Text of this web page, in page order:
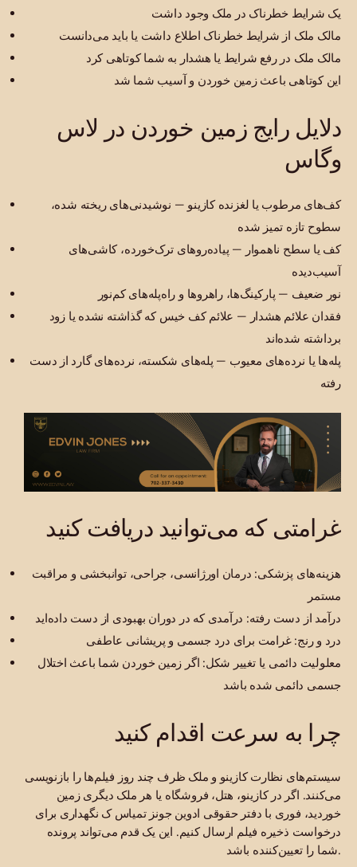
یک شرایط خطرناک در ملک وجود داشت
مالک ملک از شرایط خطرناک اطلاع داشت یا باید می‌دانست
مالک ملک در رفع شرایط یا هشدار به شما کوتاهی کرد
این کوتاهی باعث زمین خوردن و آسیب شما شد
دلایل رایج زمین خوردن در لاس
وگاس
کف‌های مرطوب یا لغزنده کازینو — نوشیدنی‌های ریخته شده،
سطوح تازه تمیز شده
کف یا سطح ناهموار — پیاده‌روهای ترک‌خورده، کاشی‌های
آسیب‌دیده
نور ضعیف — پارکینگ‌ها، راهروها و راه‌پله‌های کم‌نور
فقدان علائم هشدار — علائم کف خیس که گذاشته نشده یا زود
برداشته شده‌اند
پله‌ها یا نرده‌های معیوب — پله‌های شکسته، نرده‌های گارد از دست
رفته
غرامتی که می‌توانید دریافت کنید
هزینه‌های پزشکی: درمان اورژانسی، جراحی، توانبخشی و مراقبت
مستمر
درآمد از دست رفته: درآمدی که در دوران بهبودی از دست داده‌اید
درد و رنج: غرامت برای درد جسمی و پریشانی عاطفی
معلولیت دائمی یا تغییر شکل: اگر زمین خوردن شما باعث اختلال
جسمی دائمی شده باشد
چرا به سرعت اقدام کنید
سیستم‌های نظارت کازینو و ملک ظرف چند روز فیلم‌ها را بازنویسی
می‌کنند. اگر در کازینو، هتل، فروشگاه یا هر ملک دیگری زمین
خوردید، فوری با دفتر حقوقی ادوین جونز تمیاس ک نگهداری برای
درخواست ذخیره فیلم ارسال کنیم. این یک قدم می‌تواند پرونده
شما را تعیین‌کننده باشد.